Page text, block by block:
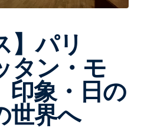
】パリ
タン・モ
印象・日の
世界へ